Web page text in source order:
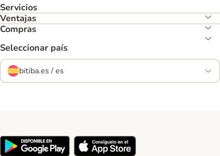
Servicios
Ventajas
Compras
Seleccionar país
bitiba.es / es